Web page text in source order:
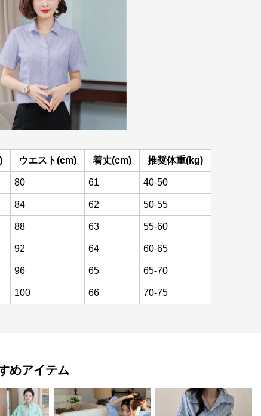
ウエスト(cm) 着丈(cm) 推奨体重(kg)
80 61 40-50
84 62 50-55
88 63 55-60
92 64 60-65
96 65 65-70
100 66 70-75
めアイテム